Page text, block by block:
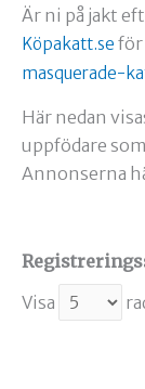
Är ni på jakt
Köpakatt.se för
masquerade-
Här nedan
uppfödare
Annonserna
Visa